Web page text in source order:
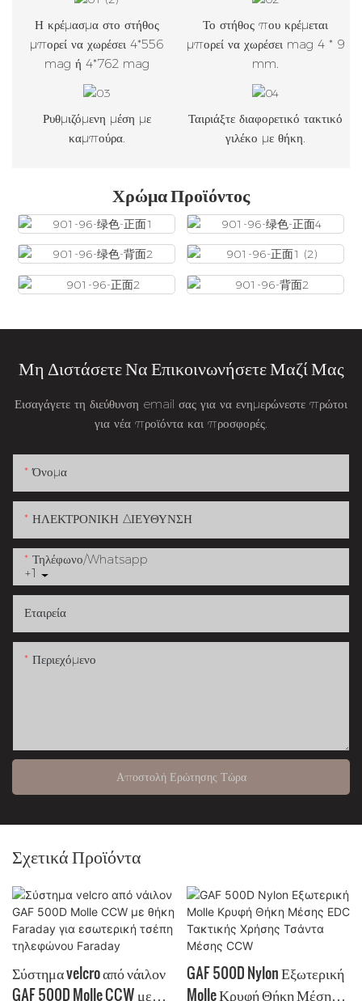
Η κρέμασμα στο στήθος
μπορεί να χωρέσει 4*556
mag ή 4*762 mag
Το στήθος που κρέμεται
μπορεί να χωρέσει mag 4 * 9
mm.
Ρυθμιζόμενη μέση με
καμπούρα.
Ταιριάξτε διαφορετικό τακτικό
γιλέκο με θήκη.
Χρώμα Προϊόντος
Μη Διστάσετε Να Επικοινωνήσετε Μαζί Μας
Εισαγάγετε τη διεύθυνση email σας για να ενημερώνεστε πρώτοι
για νέα προϊόντα και προσφορές.
Όνομα
ΗΛΕΚΤΡΟΝΙΚΗ ΔΙΕΥΘΥΝΣΗ
+1
Τηλέφωνο/whatsapp
Εταιρεία
Περιεχόμενο
Αποστολή Ερώτησης Τώρα
Σχετικά Προϊόντα
Σύστημα velcro από νάιλον
GAF 500D Molle CCW με
GAF 500D Nylon Εξωτερική
Molle Κρυφή Θήκη Μέσης